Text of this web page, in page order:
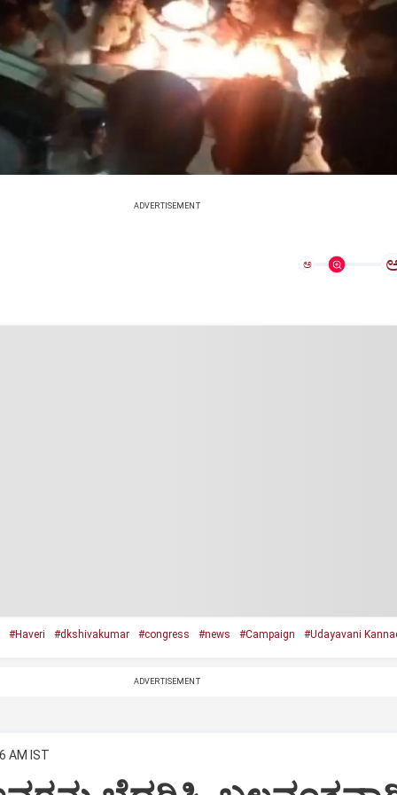
ADVERTISEMENT
ಅ
#Haveri #dkshivakumar #congress #news #Campaign #Udayavani
ADVERTISEMENT
AM IST